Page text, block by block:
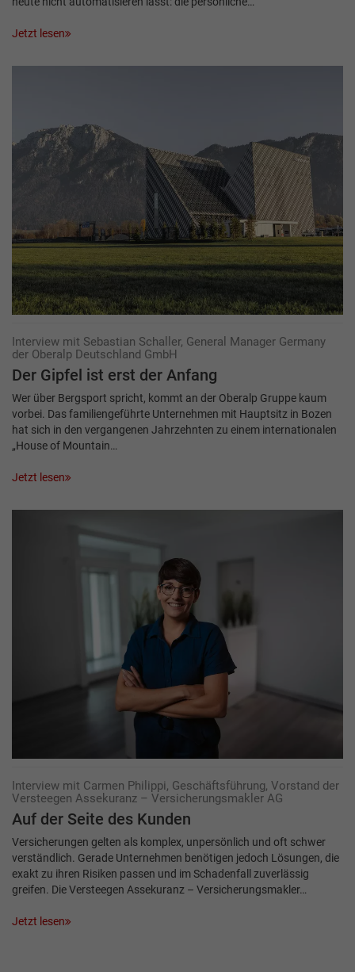
Jetzt lesen
Interview mit Sebastian Schaller, General Manager Germany
der Oberalp Deutschland GmbH
Der Gipfel ist erst der Anfang
Wer über Bergsport spricht, kommt an der Oberalp Gruppe kaum
vorbei. Das familiengeführte Unternehmen mit Hauptsitz in Bozen
hat sich in den vergangenen Jahrzehnten zu einem internationalen
„House of Mountain…
Jetzt lesen
Interview mit Carmen Philippi, Geschäftsführung, Vorstand der
Versteegen Assekuranz – Versicherungsmakler AG
Auf der Seite des Kunden
Versicherungen gelten als komplex, unpersönlich und oft schwer
verständlich. Gerade Unternehmen benötigen jedoch Lösungen, die
exakt zu ihren Risiken passen und im Schadenfall zuverlässig
greifen. Die Versteegen Assekuranz – Versicherungsmakler…
Jetzt lesen